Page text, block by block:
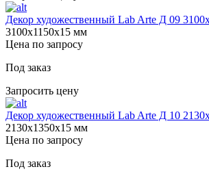
Декор художественный Lab Arte Д 09
3100х1150х15 мм
Цена по запросу
Под заказ
Запросить цену
Декор художественный Lab Arte Д 10
2130х1350х15 мм
Цена по запросу
Под заказ